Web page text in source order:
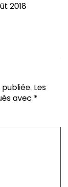
2018
Les
avec *